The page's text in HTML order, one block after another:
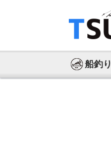
ス
船釣り